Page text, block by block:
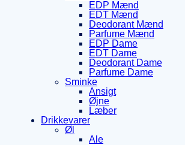
EDP Mænd
EDT Mænd
Deodorant Mænd
Parfume Mænd
EDP Dame
EDT Dame
Deodorant Dame
Parfume Dame
Sminke
Ansigt
Øjne
Læber
Drikkevarer
Øl
Ale